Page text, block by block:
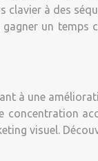
à des
un temps
à une
visuel.